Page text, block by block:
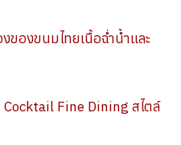
ของขนมไทยเนื้อฉ่ำน้ำและ
Fine Dining สไตล์